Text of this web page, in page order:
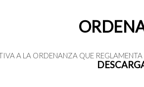
A LA ORDENANZA QUE